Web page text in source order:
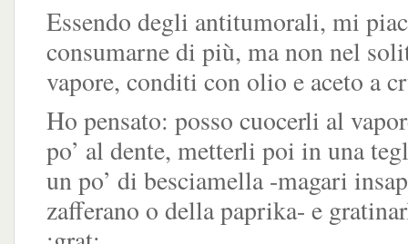
Essendo degli antitumorali, mi
consumarne di più, ma non nel
vapore, conditi con olio e aceto a
Ho pensato: posso cuocerli al
po’ al dente, metterli poi in una
un po’ di besciamella -magari
zafferano o della paprika- e